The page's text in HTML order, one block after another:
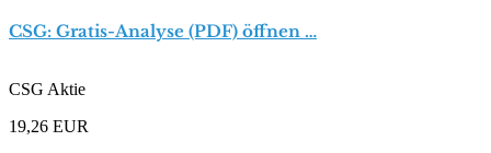
CSG: Gratis-Analyse (PDF) öffnen …
CSG Aktie
19,26 EUR